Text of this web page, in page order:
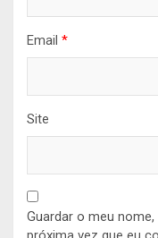
Email *
Site
Guardar o meu